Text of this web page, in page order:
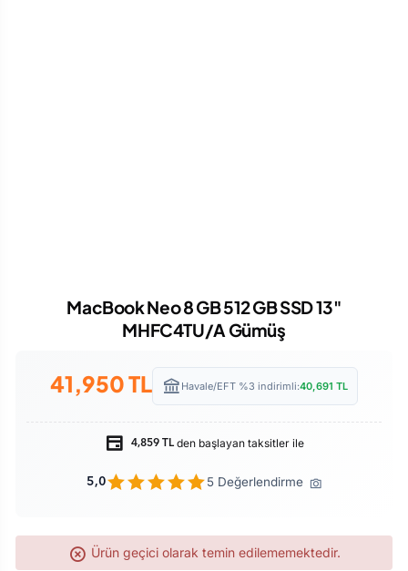
MacBook Neo 8 GB 512 GB SSD 13"
MHFC4TU/A Gümüş
41,950TL Havale/EFT %3 indirimli:40,691 TL
4,859 TLden başlayan taksitler ile
5,0 5 Değerlendirme
Ürün geçici olarak temin edilememektedir.